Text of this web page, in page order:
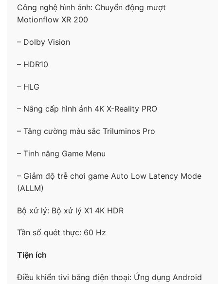
– 4K X-Reality PRO, công nghệ sử dụng cơ sở dữ
liệu 4K nâng cấp hình ảnh ở độ phân giải thấp lên
xem.
hình được kiểm soát, giảm rung lắc hình ảnh, giúp
chuyển động nhanh.
Công nghệ hình ảnh: Chuyển động mượt
Motionflow XR 200
– Dolby Vision
– HDR10
– HLG
– Nâng cấp hình ảnh 4K X-Reality PRO
– Tăng cường màu sắc Triluminos Pro
– Tinh năng Game Menu
– Giảm độ trễ chơi game Auto Low Latency Mode
(ALLM)
Bộ xử lý: Bộ xử lý X1 4K HDR
Tần số quét thực: 60 Hz
Tiện ích
Điều khiển tivi bằng điện thoại: Ứng dụng Android